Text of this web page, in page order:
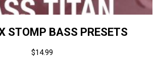
STOMP BASS PRESETS
$14.99